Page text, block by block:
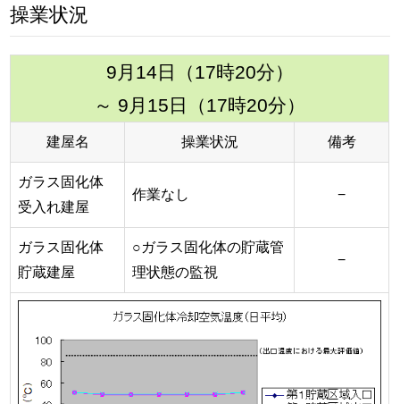
操業状況
9月14日（17時20分）
～ 9月15日（17時20分）
建屋名 操業状況 備考
ガラス固化体
受入れ建屋
作業なし −
ガラス固化体
貯蔵建屋
○ガラス固化体の貯蔵管
理状態の監視
−